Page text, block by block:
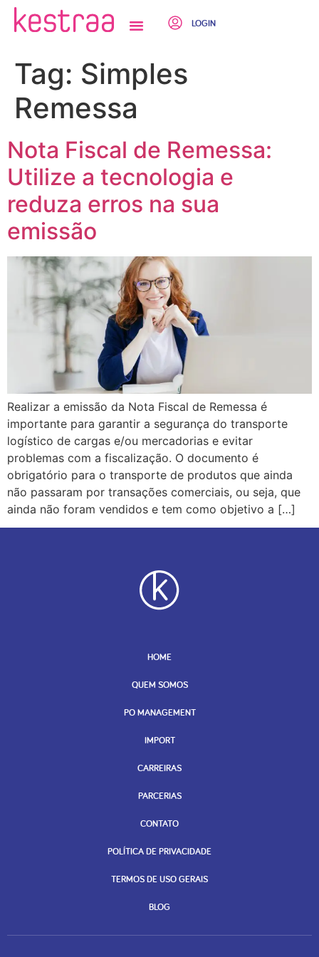
LOGIN
Tag: Simples
Remessa
Nota Fiscal de Remessa:
Utilize a tecnologia e
reduza erros na sua
emissão
Realizar a emissão da Nota Fiscal de Remessa é
importante para garantir a segurança do transporte
logístico de cargas e/ou mercadorias e evitar
problemas com a fiscalização. O documento é
obrigatório para o transporte de produtos que ainda
não passaram por transações comerciais, ou seja, que
ainda não foram vendidos e tem como objetivo a […]
HOME
QUEM SOMOS
PO MANAGEMENT
IMPORT
CARREIRAS
PARCERIAS
CONTATO
POLÍTICA DE PRIVACIDADE
TERMOS DE USO GERAIS
BLOG